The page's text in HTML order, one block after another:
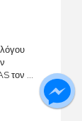
τον ...